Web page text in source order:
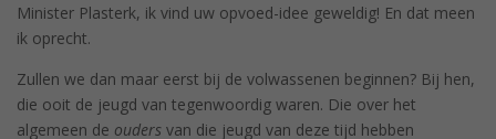
Minister Plasterk, ik vind uw opvoed-idee geweldig! En dat meen
ik oprecht.
Zullen we dan maar eerst bij de volwassenen beginnen? Bij hen,
die ooit de jeugd van tegenwoordig waren. Die over het
algemeen de ouders van die jeugd van deze tijd hebben